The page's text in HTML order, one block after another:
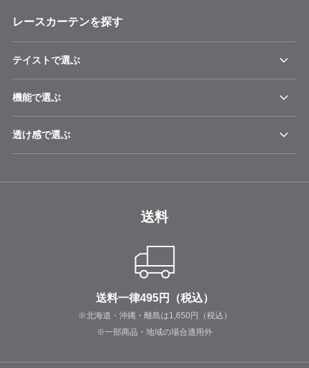
レースカーテンを探す
テイストで選ぶ
機能で選ぶ
透け感で選ぶ
送料
送料一律495円（税込）
※北海道・沖縄・離島は1,650円（税込）
※一部商品・地域の場合適用外